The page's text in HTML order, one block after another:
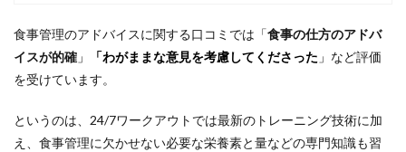
食事管理のアドバイスに関する口コミでは「食事の仕方のアドバ
イスが的確 」 「わがままな意見を考慮してくださった 」 など評価
を受けています。
というのは、24/7ワークアウトでは最新のトレーニング技術に加
え、食事管理に欠かせない必要な栄養素と量などの専門知識も習